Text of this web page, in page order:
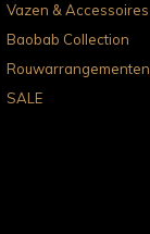
Vazen & Accessoires
Baobab Collection
Rouwarrangementen
SALE